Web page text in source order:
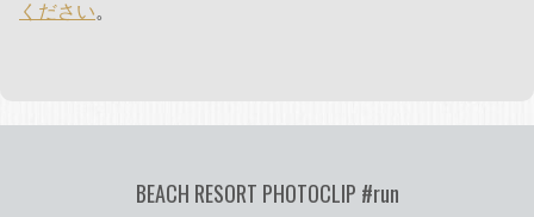
ください。
BEACH RESORT PHOTOCLIP #run